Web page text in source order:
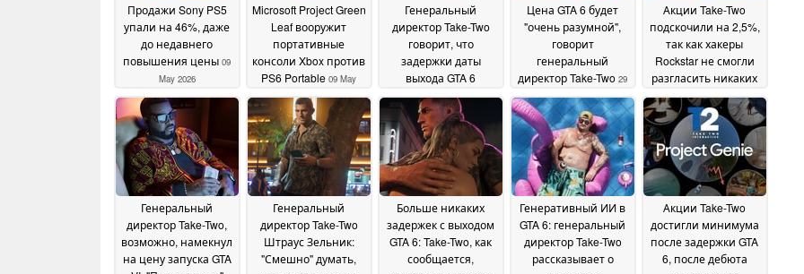
Продажи Sony PS5
упали на 46%, даже
до недавнего
повышения цены 09
May 2026
Microsoft Project Green
Leaf вооружит
портативные
консоли Xbox против
PS6 Portable 09 May
2026
Генеральный
директор Take-Two
говорит, что
задержки даты
выхода GTA 6
удалось избежать,
вопреки утечке
информации от
Rockstar07 May 2026
Цена GTA 6 будет
"очень разумной",
говорит
генеральный
директор Take-Two 29
April 2026
Акции Take-Two
подскочили на 2,5%,
так как хакеры
Rockstar не смогли
разгласить никаких
существенных
утечек информации
о GTA VI15 April 2026
Генеральный
директор Take-Two,
возможно, намекнул
на цену запуска GTA
Генеральный
директор Take-Two
Штраус Зельник:
"Смешно" думать,
Больше никаких
задержек с выходом
GTA 6: Take-Two, как
сообщается,
Генеративный ИИ в
GTA 6: генеральный
директор Take-Two
рассказывает о
Акции Take-Two
достигли минимума
после задержки GTA
6, после дебюта